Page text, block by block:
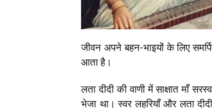
जीवन अपने बहन-भाइयों के लिए
आता है।
लता दीदी की वाणी में साक्षात माँ
भेजा था। स्वर लहरियाँ और लता